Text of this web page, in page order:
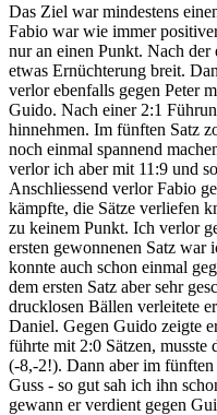
Das Ziel war mindestens
Fabio war wie immer
nur an einen Punkt. Nach der
etwas Ernüchterung breit.
verlor ebenfalls gegen Peter
Guido. Nach einer 2:1
hinnehmen. Im fünften Satz
noch einmal spannend
verlor ich aber mit 11:9 und
Anschliessend verlor Fabio
kämpfte, die Sätze verliefen
zu keinem Punkt. Ich verlor
ersten gewonnenen Satz
konnte auch schon einmal
dem ersten Satz aber sehr
drucklosen Bällen verleitete
Daniel. Gegen Guido zeigte
führte mit 2:0 Sätzen, musste
(-8,-2!). Dann aber im
Guss - so gut sah ich ihn
gewann er verdient gegen